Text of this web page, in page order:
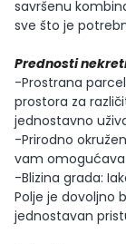
savršenu
sve što je
Prednosti
-Prostrana
prostora za
jednostavno
-Prirodno
vam omogućava
-Blizina grada:
Polje je dovoljno
jednostavan